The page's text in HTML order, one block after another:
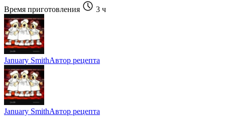
Время приготовления
3 ч
January SmithАвтор рецепта
January SmithАвтор рецепта